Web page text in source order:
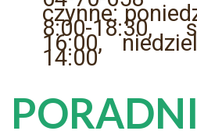
czynne:
8:00-18:30,
16:00,
14:00